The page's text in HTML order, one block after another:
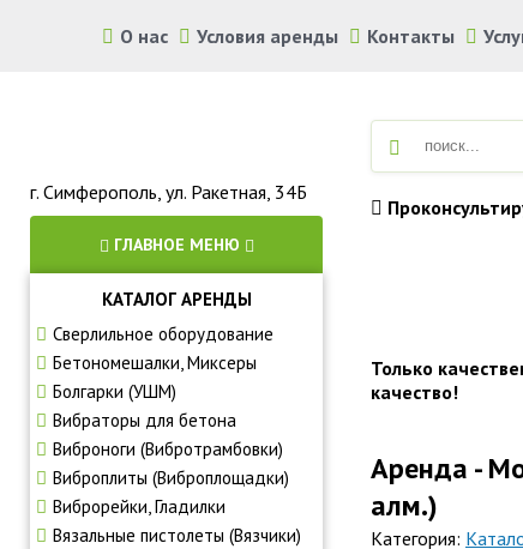
О нас Условия аренды Контакты
г. Симферополь, ул. Ракетная, 34Б
ГЛАВНОЕ МЕНЮ
КАТАЛОГ АРЕНДЫ
Сверлильное оборудование
Бетономешалки, Миксеры
Болгарки (УШМ)
Вибраторы для бетона
Виброноги (Вибротрамбовки)
Виброплиты (Виброплощадки)
Виброрейки, Гладилки
Вязальные пистолеты (Вязчики)
Только
качество!
Аренда -
алм.)
Категория: